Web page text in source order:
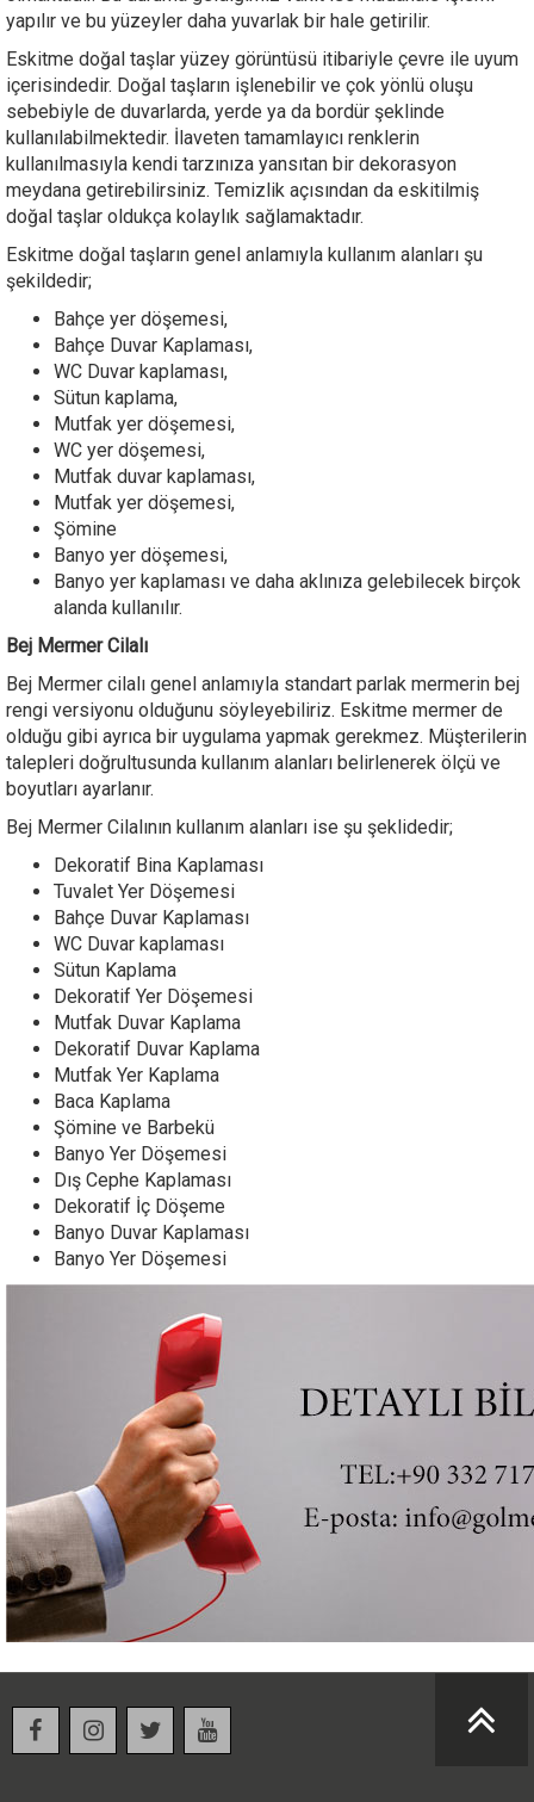
yapılır ve bu yüzeyler daha yuvarlak bir hale getirilir.
Eskitme doğal taşlar yüzey görüntüsü itibariyle çevre ile uyum
içerisindedir. Doğal taşların işlenebilir ve çok yönlü oluşu
sebebiyle de duvarlarda, yerde ya da bordür şeklinde
kullanılabilmektedir. İlaveten tamamlayıcı renklerin
kullanılmasıyla kendi tarzınıza yansıtan bir dekorasyon
meydana getirebilirsiniz. Temizlik açısından da eskitilmiş
doğal taşlar oldukça kolaylık sağlamaktadır.
Eskitme doğal taşların genel anlamıyla kullanım alanları şu
şekildedir;
Bahçe yer döşemesi,
Bahçe Duvar Kaplaması,
WC Duvar kaplaması,
Sütun kaplama,
Mutfak yer döşemesi,
WC yer döşemesi,
Mutfak duvar kaplaması,
Mutfak yer döşemesi,
Şömine
Banyo yer döşemesi,
Banyo yer kaplaması ve daha aklınıza gelebilecek birçok
alanda kullanılır.
Bej Mermer Cilalı
Bej Mermer cilalı genel anlamıyla standart parlak mermerin bej
rengi versiyonu olduğunu söyleyebiliriz. Eskitme mermer de
olduğu gibi ayrıca bir uygulama yapmak gerekmez. Müşterilerin
talepleri doğrultusunda kullanım alanları belirlenerek ölçü ve
boyutları ayarlanır.
Bej Mermer Cilalının kullanım alanları ise şu şeklidedir;
Dekoratif Bina Kaplaması
Tuvalet Yer Döşemesi
Bahçe Duvar Kaplaması
WC Duvar kaplaması
Sütun Kaplama
Dekoratif Yer Döşemesi
Mutfak Duvar Kaplama
Dekoratif Duvar Kaplama
Mutfak Yer Kaplama
Baca Kaplama
Şömine ve Barbekü
Banyo Yer Döşemesi
Dış Cephe Kaplaması
Dekoratif İç Döşeme
Banyo Duvar Kaplaması
Banyo Yer Döşemesi